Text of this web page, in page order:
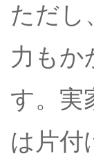
ただし
力もか
す。実
は片付